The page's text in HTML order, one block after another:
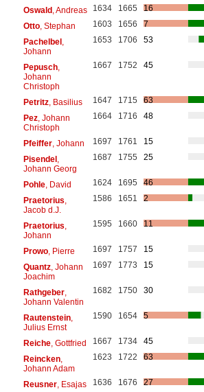
Oswald, Andreas 1634 1665
16
Otto, Stephan 1603 1656
7
Pachelbel,
Johann
1653 1706 53
Pepusch,
Johann
Christoph
1667 1752 45
Petritz, Basilius 1647 1715
63
Pez, Johann
Christoph
1664 1716 48
Pfeiffer, Johann 1697 1761
15
Pisendel,
Johann Georg
1687 1755 25
Pohle, David 1624 1695
46
Praetorius
Jacob d.J.
1586 1651 2
Praetorius
Johann
1595 1660 11
Prowo, Pierre 1697 1757
15
Quantz, Johann
Joachim
1697 1773 15
Rathgeber,
Johann Valentin
1682 1750 30
Rautenstein,
Julius Ernst
1590 1654 5
Reiche, Gottfried 1667 1734
45
Reincken,
Johann Adam
1623 1722 63
Reusner, Esajas 1636 1676
27